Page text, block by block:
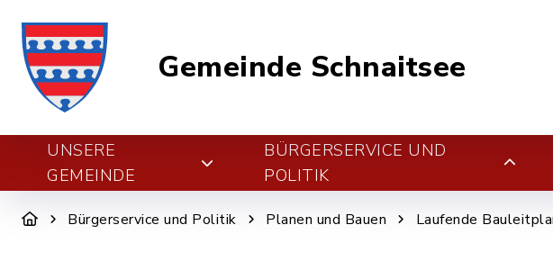
Gemeinde Schnaitsee
UNSERE
GEMEINDE
BÜRGERSERVICE UND
POLITIK
Bürgerservice und Politik Planen und Bauen Laufende